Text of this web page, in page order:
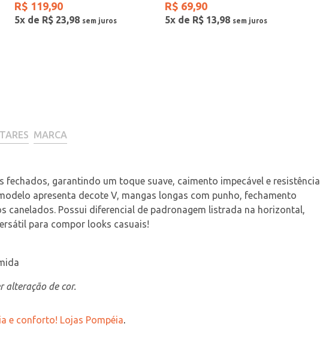
R$ 119,90
5x de R$ 23,98
R$ 69,90
5x de R$ 13,98
MARCA
fechados, garantindo um toque suave, caimento impecável e resistência
apresenta decote V, mangas longas com punho, fechamento
canelados. Possui diferencial de padronagem listrada na horizontal,
para compor looks casuais!
alteração de cor.
e conforto! Lojas Pompéia.